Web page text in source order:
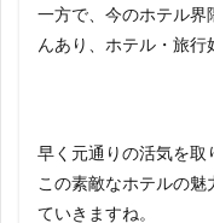
一方で、今のホテル界
んあり、ホテル・旅行
早く元通りの活気を取
この素敵なホテルの
ていきますね。